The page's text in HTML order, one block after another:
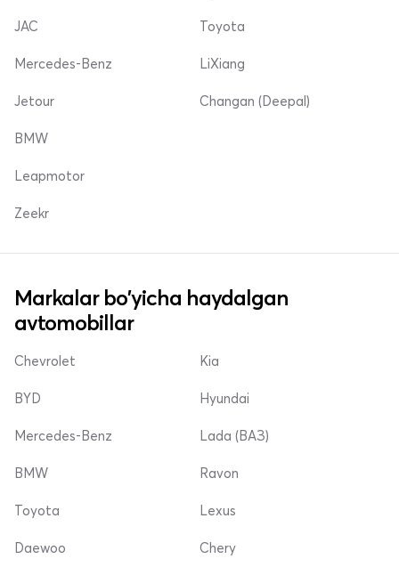
JAC
Mercedes-Benz
Jetour
Toyota
LiXiang
Changan (Deepal)
BMW
Leapmotor
Zeekr
Markalar bo'yicha haydalgan
avtomobillar
Chevrolet
BYD
Mercedes-Benz
Kia
Hyundai
Lada (ВАЗ)
BMW
Toyota
Daewoo
Ravon
Lexus
Chery